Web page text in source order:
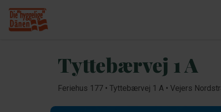
Tyttebærvej 1 A
Feriehus 177 • Tyttebærvej 1 A • Vejers